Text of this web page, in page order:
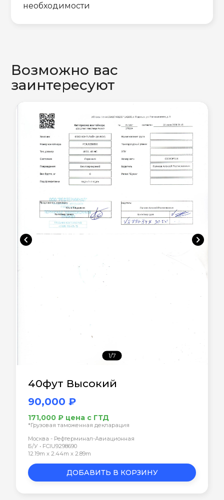
необходимости
Возможно вас
заинтересуют
chevron_left chevron_right
1/7
40фут Высокий
90,000 ₽
171,000 ₽ цена с ГТД
*Грузовая таможенная декларация
Москва - Рефтерминал-Авиационная
Б/У • FCIU9298690
12.19m x 2.44m x 2.89m
ДОБАВИТЬ В КОРЗИНУ